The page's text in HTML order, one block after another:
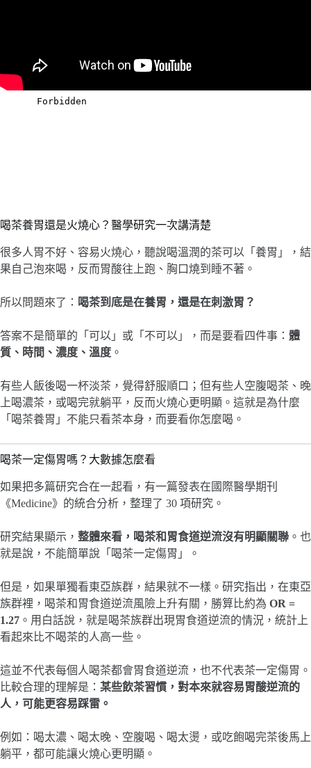
喝茶養胃還是火燒心？醫學研究一次講清楚
很多人胃不好、容易火燒心，聽說喝溫潤的茶可以「養胃」，結
果自己泡來喝，反而胃酸往上跑、胸口燒到睡不著。
所以問題來了： 喝茶到底是在養胃，還是在刺激胃？
答案不是簡單的「可以」或「不可以」，而是要看四件事： 體
質、時間、濃度、溫度 。
有些人飯後喝一杯淡茶，覺得舒服順口；但有些人空腹喝茶、晚
上喝濃茶，或喝完就躺平，反而火燒心更明顯。這就是為什麼
「喝茶養胃」不能只看茶本身，而要看你怎麼喝。
喝茶一定傷胃嗎？大數據怎麼看
如果把多篇研究合在一起看，有一篇發表在國際醫學期刊
《Medicine》的統合分析，整理了 30 項研究。
研究結果顯示， 整體來看，喝茶和胃食道逆流沒有明顯關聯 。也
就是說，不能簡單說「喝茶一定傷胃」。
但是，如果單獨看東亞族群，結果就不一樣。研究指出，在東亞
族群裡，喝茶和胃食道逆流風險上升有關，勝算比約為 OR =
1.27 。用白話說，就是喝茶族群出現胃食道逆流的情況，統計上
看起來比不喝茶的人高一些。
這並不代表每個人喝茶都會胃食道逆流，也不代表茶一定傷胃。
比較合理的理解是： 某些飲茶習慣，對本來就容易胃酸逆流的
人，可能更容易踩雷。
例如：喝太濃、喝太晚、空腹喝、喝太燙，或吃飽喝完茶後馬上
躺平，都可能讓火燒心更明顯。